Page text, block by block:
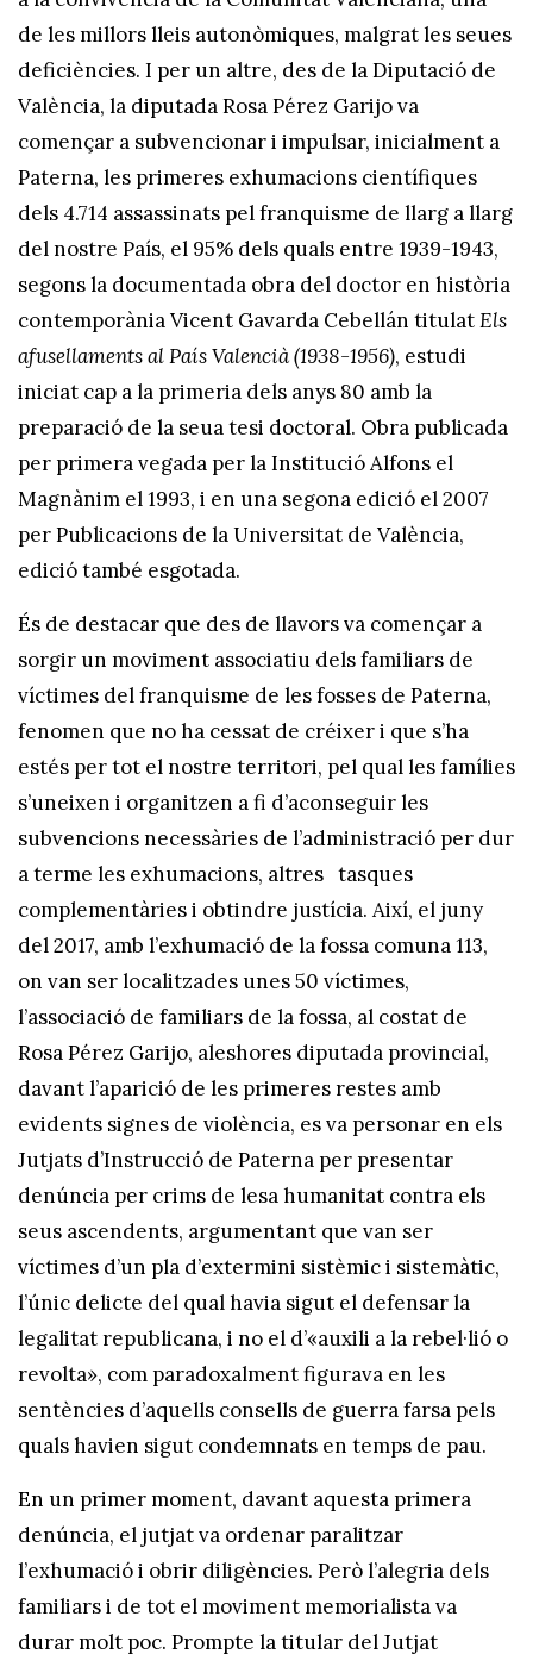
de les millors lleis autonòmiques, malgrat les seues
deficiències. I per un altre, des de la Diputació de
València, la diputada Rosa Pérez Garijo va
començar a subvencionar i impulsar, inicialment a
Paterna, les primeres exhumacions científiques
dels 4.714 assassinats pel franquisme de llarg a llarg
del nostre País, el 95% dels quals entre 1939-1943,
segons la documentada obra del doctor en història
contemporània Vicent Gavarda Cebellán titulatEls
afusellaments al País Valencià (1938-1956), estudi
iniciat cap a la primeria dels anys 80 amb la
preparació de la seua tesi doctoral. Obra publicada
per primera vegada per la Institució Alfons el
Magnànim el 1993, i en una segona edició el 2007
per Publicacions de la Universitat de València,
edició també esgotada.
És de destacar que des de llavors va començar a
sorgir un moviment associatiu dels familiars de
víctimes del franquisme de les fosses de Paterna,
fenomen que no ha cessat de créixer i que s’ha
estés per tot el nostre territori, pel qual les famílies
s’uneixen i organitzen a fi d’aconseguir les
subvencions necessàries de l’administració per dur
a terme les exhumacions, altres tasques
complementàries i obtindre justícia. Així, el juny
del 2017, amb l’exhumació de la fossa comuna 113,
on van ser localitzades unes 50 víctimes,
l’associació de familiars de la fossa, al costat de
Rosa Pérez Garijo, aleshores diputada provincial,
davant l’aparició de les primeres restes amb
evidents signes de violència, es va personar en els
Jutjats d’Instrucció de Paterna per presentar
denúncia per crims de lesa humanitat contra els
seus ascendents, argumentant que van ser
víctimes d’un pla d’extermini sistèmic i sistemàtic,
l’únic delicte del qual havia sigut el defensar la
legalitat republicana, i no el d’«auxili a la rebel·lió o
revolta», com paradoxalment figurava en les
sentències d’aquells consells de guerra farsa pels
quals havien sigut condemnats en temps de pau.
En un primer moment, davant aquesta primera
denúncia, el jutjat va ordenar paralitzar
l’exhumació i obrir diligències. Però l’alegria dels
familiars i de tot el moviment memorialista va
durar molt poc. Prompte la titular del Jutjat